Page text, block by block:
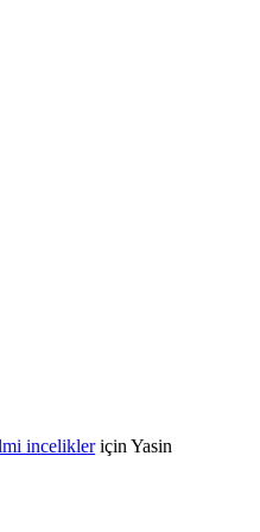
incelikleriçin Yasin